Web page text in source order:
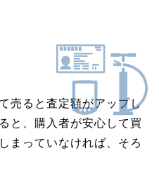
売ると査定額がアップし
と、購入者が安心して買
まっていなければ、そろ